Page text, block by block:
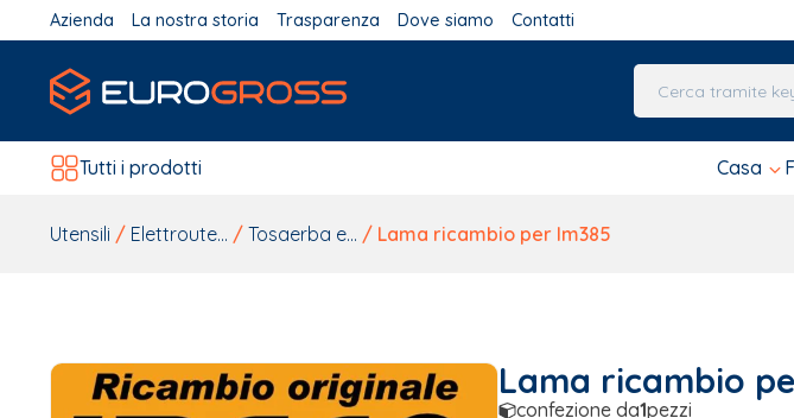
Azienda La nostra storia Trasparenza Dove siamo Contatti
Tutti i prodotti
Casa
Utensili / Elettroute... / Tosaerba e... / Lama ricambio per lm385
Lama ricambio
confezione da1pezzi